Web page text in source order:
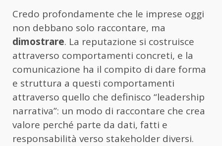
Credo profondamente che le imprese oggi
non debbano solo raccontare, ma
dimostrare. La reputazione si costruisce
attraverso comportamenti concreti, e la
comunicazione ha il compito di dare forma
e struttura a questi comportamenti
attraverso quello che definisco “leadership
narrativa”: un modo di raccontare che crea
valore perché parte da dati, fatti e
responsabilità verso stakeholder diversi.